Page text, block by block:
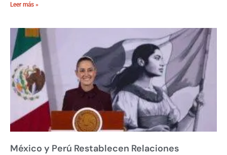
Leer más »
México y Perú Restablecen Relaciones